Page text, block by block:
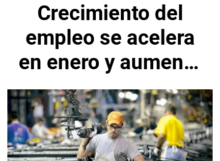
Crecimiento del
empleo se acelera
en enero y aumento
salarial se modera
en EEUU